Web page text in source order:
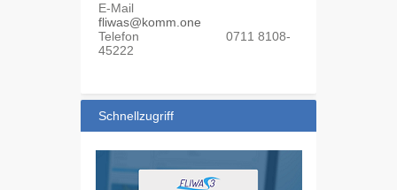
E-Mail
fliwas@komm.one
Telefon
0711 8108-
45222
Schnellzugriff